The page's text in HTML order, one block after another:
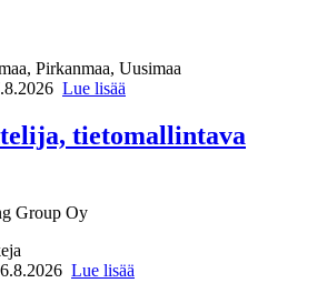
Pirkanmaa, Uusimaa
Lue lisää
tietomallintava
Group Oy
Lue lisää